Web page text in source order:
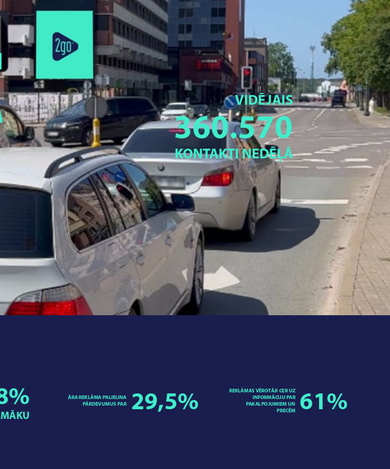
VIDĒJAIS
360.570
KONTAKTI NEDĒĻĀ
%
ĀRA REKLĀMA PALIELINA
PĀRDEVUMUS PAR
29,5%
REKLĀMAS VĒROTĀJI CER UZ
INFORMĀCIJU PAR
PAKALPOJUMIEM UN
PRECĒM 61%